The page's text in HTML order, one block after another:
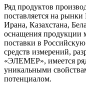
Ряд продуктов
поставляется на
Ирана, Казахстана,
оснащения продукции
поставки в
средств измерений,
«ЭЛЕМЕР», имеется
уникальными
потенциалом.